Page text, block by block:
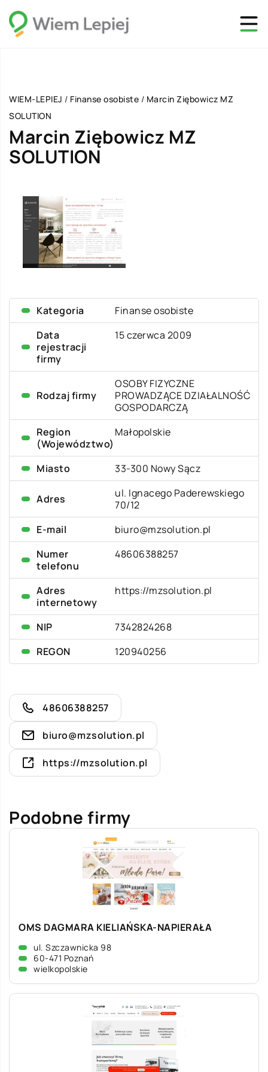
WIEM-LEPIEJ / Finanse osobiste / Marcin Ziębowicz MZ
SOLUTION
Marcin Ziębowicz MZ
SOLUTION
Kategoria
Finanse osobiste
Data
rejestracji
firmy
15 czerwca 2009
Rodzaj firmy
OSOBY FIZYCZNE
PROWADZĄCE DZIAŁALNOŚĆ
GOSPODARCZĄ
Region
(Województwo)
Małopolskie
Miasto 33-300 Nowy Sącz
Adres
ul. Ignacego Paderewskiego
70/12
E-mail
biuro@mzsolution.pl
Numer
telefonu
48606388257
Adres
internetowy
https://mzsolution.pl
NIP
7342824268
REGON
120940256
48606388257
biuro@mzsolution.pl
https://mzsolution.pl
Podobne firmy
OMS DAGMARA KIELIAŃSKA-NAPIERAŁA
ul. Szczawnicka 98
60-471 Poznań
wielkopolskie